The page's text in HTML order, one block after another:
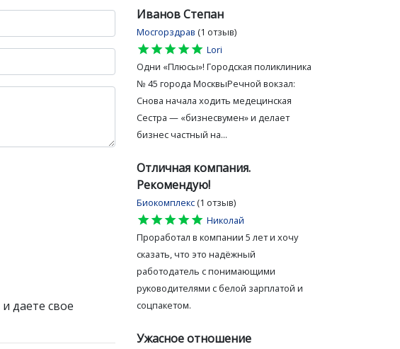
и даете свое
Иванов Степан
Мосгорздрав (1 отзыв)
star
star
star
star
star
Lori
Одни «Плюсы»! Городская поликлиника
№ 45 города МосквыРечной вокзал:
Снова начала ходить медецинская
Сестра — «бизнесвумен» и делает
бизнес частный на...
Отличная компания.
Рекомендую!
Биокомплекс (1 отзыв)
star
star
star
star
star
Николай
Проработал в компании 5 лет и хочу
сказать, что это надёжный
работодатель с понимающими
руководителями с белой зарплатой и
соцпакетом.
Ужасное отношение